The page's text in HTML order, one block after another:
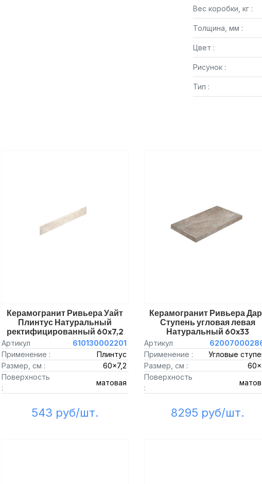
Вес коробки, кг :
Толщина, мм :
Цвет :
Рисунок :
Тип :
Керамогранит Ривьера Уайт
Плинтус Натуральный
ректифицированный 60x7,2
Артикул
610130002201
Применение :
Плинтус
Размер, см :
60x7,2
Поверхность
:
матовая
543 руб/шт.
Керамогранит Ривьера
Ступень угловая левая
Натуральный 60x33
Артикул
Применение :
Угловые
Размер, см :
Поверхность
:
8295 руб/шт.